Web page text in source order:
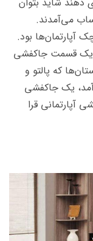
می‌آمدند.
آپارتمان‌ها بود.
یک قسمت جاکفشی
که پالتو و
یک جاکفشی
آپارتمانی قرا